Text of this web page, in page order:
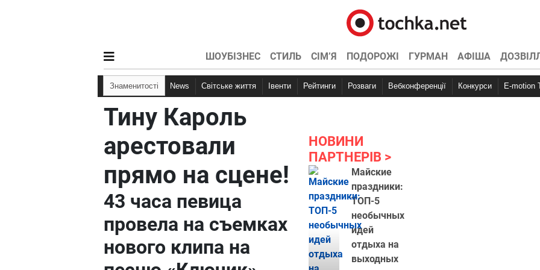
ШОУБІЗНЕС СТИЛЬ СІМ’Я ПОДОРОЖІ ГУРМАН АФІША
Знаменитості News Світське життя Івенти Рейтинги Розваги Вебконференції Конкурси E-motion
Тину Кароль
арестовали
прямо на сцене!
43 часа певица
провела на съемках
нового клипа на
НОВИНИ
ПАРТНЕРІВ
Майские
праздники:
ТОП-5
необычных
идей
отдыха на
выходных